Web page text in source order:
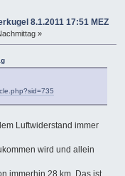
8.1.2011 17:51 MEZ
»
Luftwiderstand immer
wird und allein
immerhin 28 km. Das ist